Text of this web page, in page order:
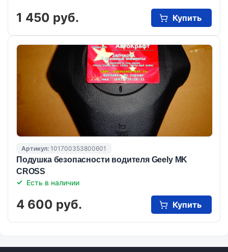
1 450 руб. Купить
Артикул: 101700353800601
Подушка безопасности водителя Geely MK
CROSS
Есть в наличии
4 600 руб. Купить